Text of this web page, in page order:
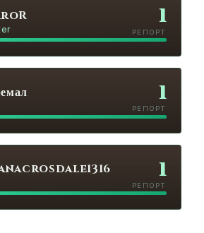
1
РЕПОРТ
1
РЕПОРТ
1
РЕПОРТ